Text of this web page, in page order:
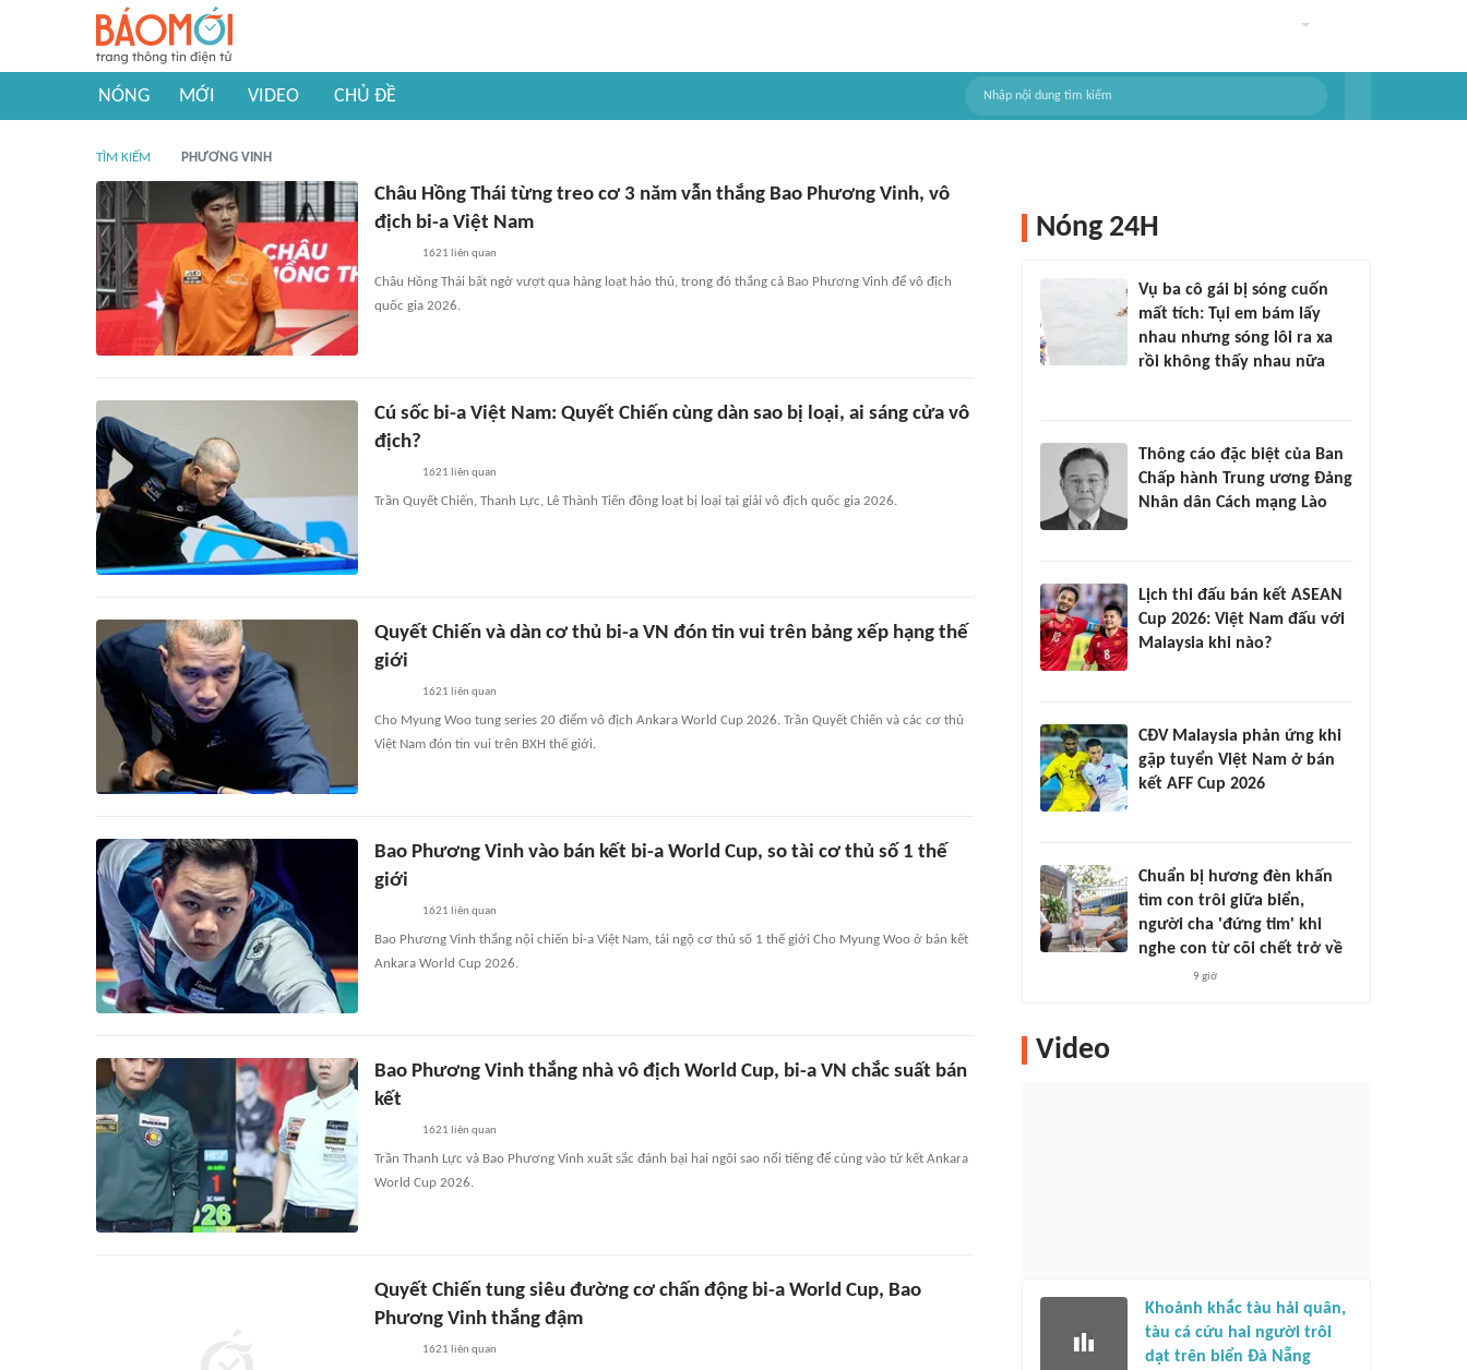
NÓNG MỚI VIDEO CHỦ ĐỀ
TÌM KIẾM PHƯƠNG VINH
Châu Hồng Thái từng treo cơ 3 năm vẫn thắng Bao Phương Vinh, vô
địch bi-a Việt Nam
1621 liên quan
Châu Hồng Thái bất ngờ vượt qua hàng loạt hảo thủ, trong đó thắng cả Bao Phương Vinh để vô địch
quốc gia 2026.
Cú sốc bi-a Việt Nam: Quyết Chiến cùng dàn sao bị loại, ai sáng cửa vô
địch?
1621 liên quan
Trần Quyết Chiến, Thanh Lực, Lê Thành Tiến đồng loạt bị loại tại giải vô địch quốc gia 2026.
Quyết Chiến và dàn cơ thủ bi-a VN đón tin vui trên bảng xếp hạng thế
giới
1621 liên quan
Cho Myung Woo tung series 20 điểm vô địch Ankara World Cup 2026. Trần Quyết Chiến và các cơ thủ
Việt Nam đón tin vui trên BXH thế giới.
Bao Phương Vinh vào bán kết bi-a World Cup, so tài cơ thủ số 1 thế
giới
1621 liên quan
Bao Phương Vinh thắng nội chiến bi-a Việt Nam, tái ngộ cơ thủ số 1 thế giới Cho Myung Woo ở bán kết
Ankara World Cup 2026.
Bao Phương Vinh thắng nhà vô địch World Cup, bi-a VN chắc suất bán
kết
1621 liên quan
Trần Thanh Lực và Bao Phương Vinh xuất sắc đánh bại hai ngôi sao nổi tiếng để cùng vào tứ kết Ankara
World Cup 2026.
Quyết Chiến tung siêu đường cơ chấn động bi-a World Cup, Bao
Phương Vinh thắng đậm
1621 liên quan
Nóng 24H
Vụ ba cô gái bị sóng cuốn
mất tích: Tụi em bám lấy
nhau nhưng sóng lôi ra xa
rồi không thấy nhau nữa
Thông cáo đặc biệt của Ban
Chấp hành Trung ương Đảng
Nhân dân Cách mạng Lào
Lịch thi đấu bán kết ASEAN
Cup 2026: Việt Nam đấu với
Malaysia khi nào?
CĐV Malaysia phản ứng khi
gặp tuyển Việt Nam ở bán
kết AFF Cup 2026
Chuẩn bị hương đèn khấn
tìm con trôi giữa biển,
người cha 'đứng tim' khi
nghe con từ cõi chết trở về
9 giờ
Video
Khoảnh khắc tàu hải quân,
tàu cá cứu hai người trôi
dạt trên biển Đà Nẵng